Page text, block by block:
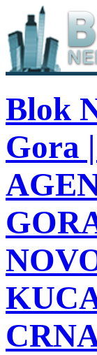
Blok
Gora